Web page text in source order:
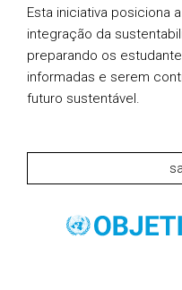
Esta iniciativa posiciona
integração da
preparando os
informadas e serem
futuro sustentável.